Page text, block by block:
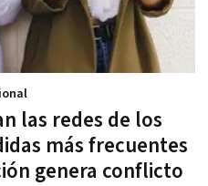
las redes de los
más frecuentes
genera conflicto